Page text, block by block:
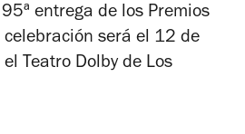
entrega de los Premios
será el 12 de
Teatro Dolby de Los